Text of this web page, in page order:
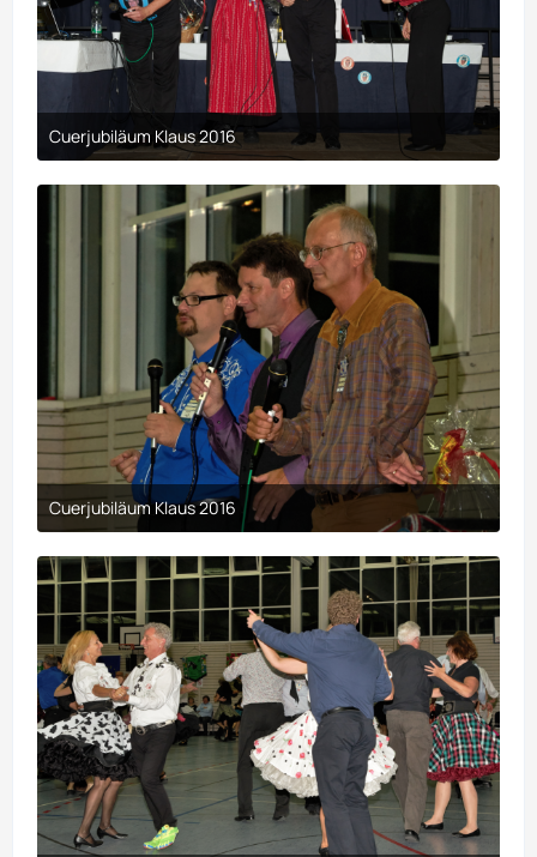
Cuerjubiläum Klaus 2016
9. April 2017 um 00:29
Cuerjubiläum Klaus 2016
9. April 2017 um 00:29